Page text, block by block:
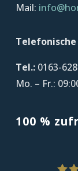
Mail:
Tel.:0163-
Mo. – Fr.:
100 %